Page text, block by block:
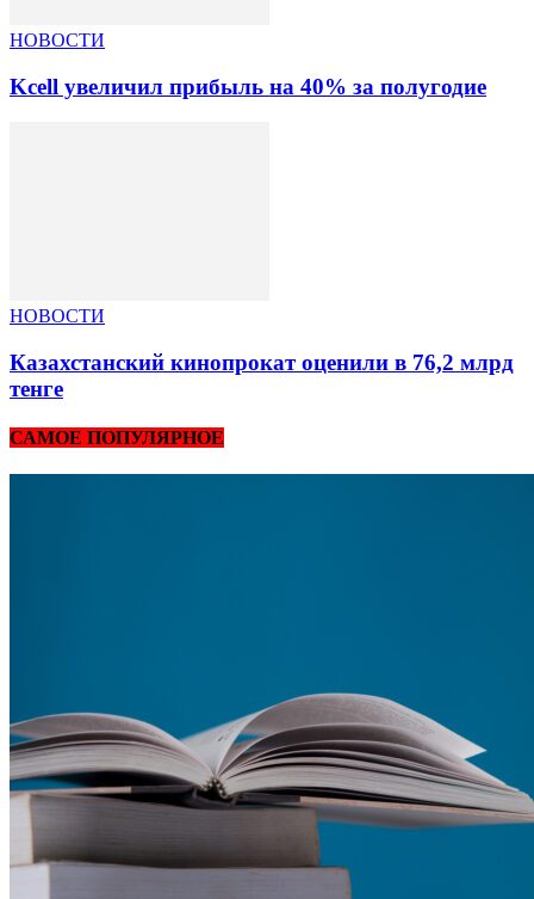
НОВОСТИ
Kcell увеличил прибыль на 40% за полугодие
НОВОСТИ
Казахстанский кинопрокат оценили в 76,2 млрд
тенге
САМОЕ ПОПУЛЯРНОЕ